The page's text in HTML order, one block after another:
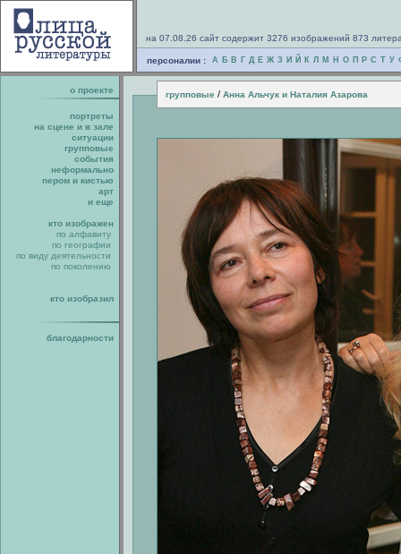
на 07.08.26 сайт содержит 3276 изображений 873
персоналии : А Б В Г Д Е Ж З И Й К Л М Н О П Р С Т У
о проекте групповые / Анна Альчук и Наталия Азарова
портреты
на сцене и в зале
ситуации
групповые
события
неформально
пером и кистью
арт
и еще
кто изображен
по алфавиту
по географии
по виду деятельности
по поколению
кто изобразил
благодарности